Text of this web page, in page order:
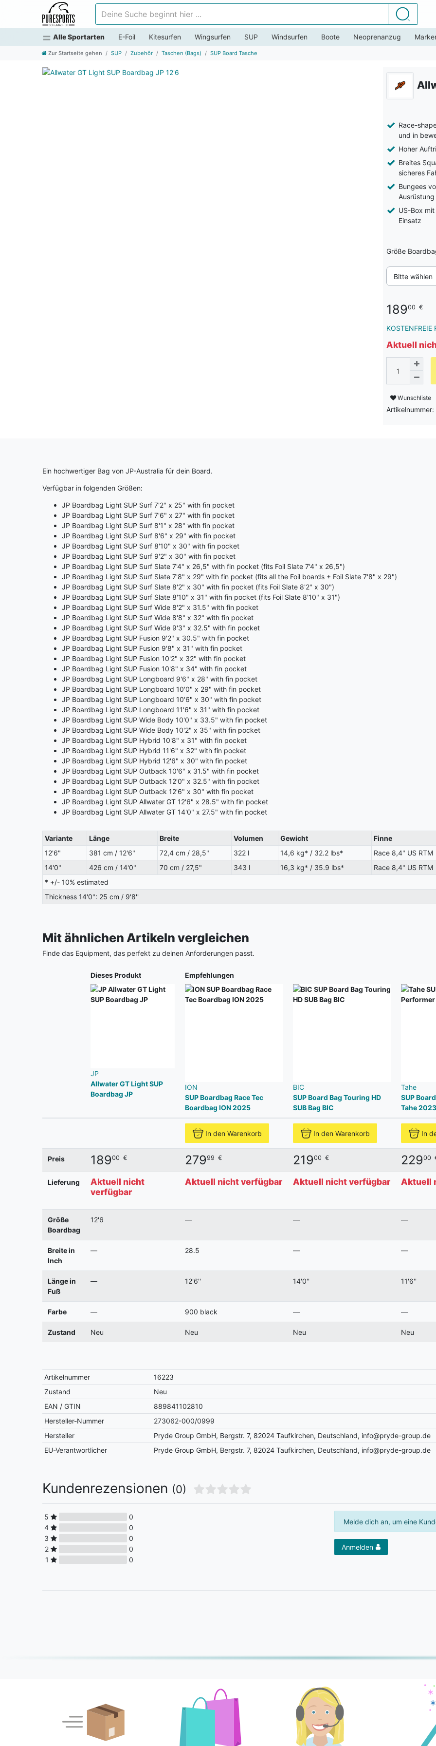
Suchen
Alle Sportarten E-Foil Kitesurfen Wingsurfen SUP Windsurfen Boote Neoprenanzug
Zur Startseite gehen SUP Zubehör Taschen (Bags) SUP Board Tasche
Race-
und in
Hoher
Breites
sicheres
Bungees
Ausrüstung
US-Box
Einsatz
Größe
Bitte wählen
18900 €
KOSTENFREIE
Aktuell
Wunschliste
Artikelnummer:
Ein hochwertiger Bag von JP-Australia für dein Board.
Verfügbar in folgenden Größen:
JP Boardbag Light SUP Surf 7'2" x 25" with fin pocket
JP Boardbag Light SUP Surf 7'6" x 27" with fin pocket
JP Boardbag Light SUP Surf 8'1" x 28" with fin pocket
JP Boardbag Light SUP Surf 8'6" x 29" with fin pocket
JP Boardbag Light SUP Surf 8'10" x 30" with fin pocket
JP Boardbag Light SUP Surf 9'2" x 30" with fin pocket
JP Boardbag Light SUP Surf Slate 7'4" x 26,5" with fin pocket (fits Foil Slate 7'4" x 26,5")
JP Boardbag Light SUP Surf Slate 7'8" x 29" with fin pocket (fits all the Foil boards + Foil Slate 7'8" x 29")
JP Boardbag Light SUP Surf Slate 8'2" x 30" with fin pocket (fits Foil Slate 8'2" x 30")
JP Boardbag Light SUP Surf Slate 8'10" x 31" with fin pocket (fits Foil Slate 8'10" x 31")
JP Boardbag Light SUP Surf Wide 8'2" x 31.5" with fin pocket
JP Boardbag Light SUP Surf Wide 8'8" x 32" with fin pocket
JP Boardbag Light SUP Surf Wide 9'3" x 32.5" with fin pocket
JP Boardbag Light SUP Fusion 9'2" x 30.5" with fin pocket
JP Boardbag Light SUP Fusion 9'8" x 31" with fin pocket
JP Boardbag Light SUP Fusion 10'2" x 32" with fin pocket
JP Boardbag Light SUP Fusion 10'8" x 34" with fin pocket
JP Boardbag Light SUP Longboard 9'6" x 28" with fin pocket
JP Boardbag Light SUP Longboard 10'0" x 29" with fin pocket
JP Boardbag Light SUP Longboard 10'6" x 30" with fin pocket
JP Boardbag Light SUP Longboard 11'6" x 31" with fin pocket
JP Boardbag Light SUP Wide Body 10'0" x 33.5" with fin pocket
JP Boardbag Light SUP Wide Body 10'2" x 35" with fin pocket
JP Boardbag Light SUP Hybrid 10'8" x 31" with fin pocket
JP Boardbag Light SUP Hybrid 11'6" x 32" with fin pocket
JP Boardbag Light SUP Hybrid 12'6" x 30" with fin pocket
JP Boardbag Light SUP Outback 10'6" x 31.5" with fin pocket
JP Boardbag Light SUP Outback 12'0" x 32.5" with fin pocket
JP Boardbag Light SUP Outback 12'6" x 30" with fin pocket
JP Boardbag Light SUP Allwater GT 12'6" x 28.5" with fin pocket
JP Boardbag Light SUP Allwater GT 14'0" x 27.5" with fin pocket
Variante Länge Breite Volumen Gewicht
Finne
12'6"
381 cm / 12'6" 72,4 cm / 28,5" 322 l 14,6 kg* / 32.2 lbs*
Race 8,4" US RTM
14'0"
426 cm / 14'0" 70 cm / 27,5" 343 l 16,3 kg* / 35.9 lbs*
Race 8,4" US RTM
* +/- 10% estimated
Thickness 14'0": 25 cm / 9'8''
Mit ähnlichen Artikeln vergleichen
Finde das Equipment, das perfekt zu deinen Anforderungen passt.
Dieses Produkt
JP
Allwater GT Light SUP
Boardbag JP
Empfehlungen
ION
SUP Boardbag Race Tec
Boardbag ION 2025
BIC
SUP Board Bag Touring HD
SUB Bag BIC
Tahe
SUP
Tahe 2023
In den Warenkorb In den Warenkorb In
Preis 18900 € 27999 € 21900 € 22900
Lieferung
Aktuell nicht
verfügbar
Aktuell nicht verfügbar Aktuell nicht verfügbar Aktuell
Größe
Boardbag
12'6 — — —
Breite in
Inch
— 28.5 — —
Länge in
Fuß
— 12'6'' 14'0'' 11'6''
Farbe — 900 black — —
Zustand Neu Neu Neu Neu
Artikelnummer
16223
Zustand
Neu
EAN / GTIN
889841102810
Hersteller-Nummer
273062-000/0999
Hersteller
Pryde Group GmbH, Bergstr. 7, 82024 Taufkirchen, Deutschland, info@pryde-group.de
EU-Verantwortlicher
Pryde Group GmbH, Bergstr. 7, 82024 Taufkirchen, Deutschland, info@pryde-group.de
Kundenrezensionen (0)
5
0
4
0
3
0
2
0
1
0
Melde dich an, um eine
Anmelden